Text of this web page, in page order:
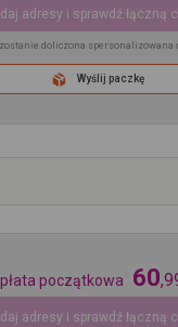
adresy i sprawdź łączną
zostanie doliczona
Wyślij paczkę
początkowa 60,
adresy i sprawdź łączną